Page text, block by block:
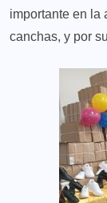
importante en la
canchas, y por